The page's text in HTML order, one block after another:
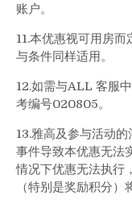
账户。
11.本优惠视可用房
与条件同样适用。
12.如需与ALL 客服
考编号020805。
13.雅高及参与活动
事件导致本优惠无法
情况下优惠无法执行
（特别是奖励积分）